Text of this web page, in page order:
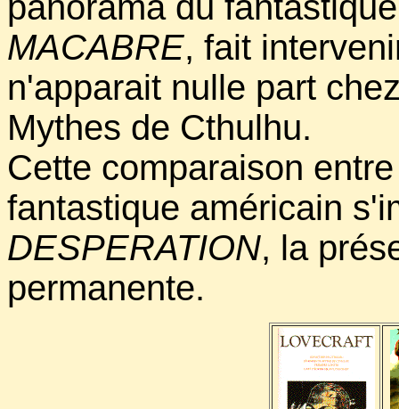
MACABRE, fait
n'apparait nulle part
Mythes de Cthulhu.
Cette comparaison
fantastique américain
DESPERATION, la
permanente.